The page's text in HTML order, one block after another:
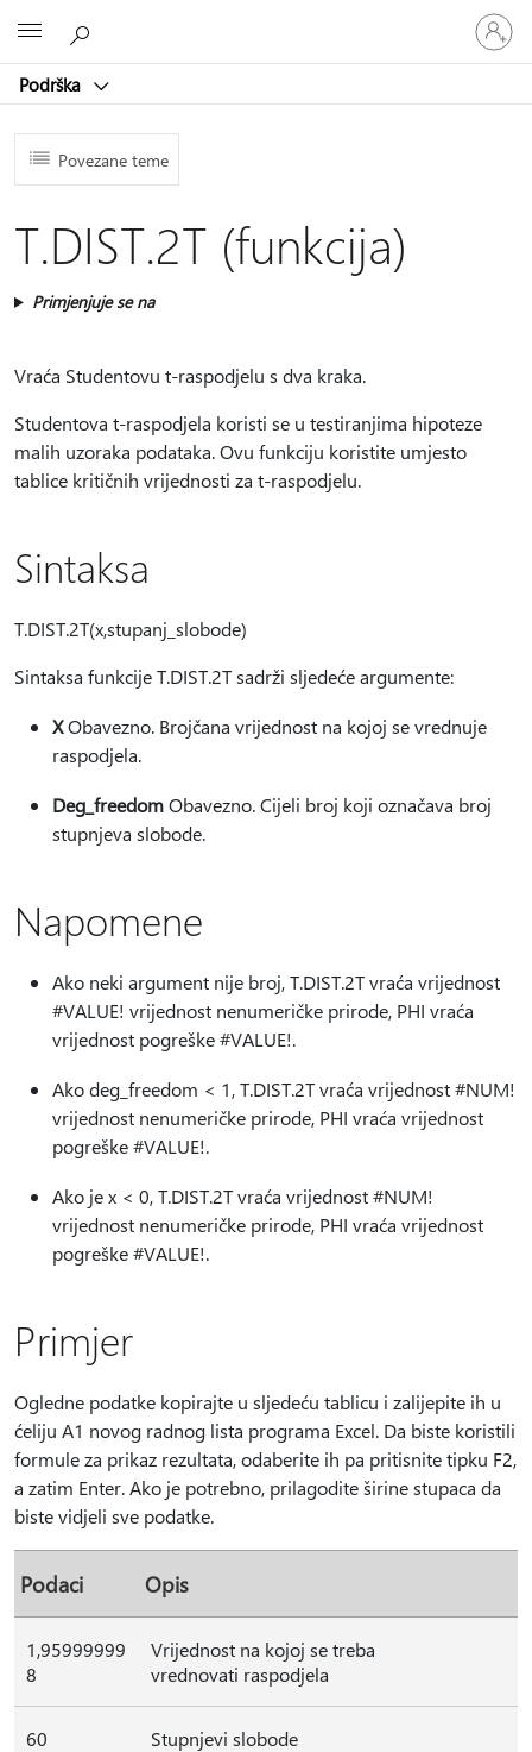
Podrška
Prijavite
se
u
račun
Povezane teme
T.DIST.2T (funkcija)
Primjenjuje se na
Vraća Studentovu t-raspodjelu s dva kraka.
Studentova t-raspodjela koristi se u testiranjima hipoteze
malih uzoraka podataka. Ovu funkciju koristite umjesto
tablice kritičnih vrijednosti za t-raspodjelu.
Sintaksa
T.DIST.2T(x,stupanj_slobode)
Sintaksa funkcije T.DIST.2T sadrži sljedeće argumente:
XObavezno. Brojčana vrijednost na kojoj se vrednuje
raspodjela.
Deg_freedomObavezno. Cijeli broj koji označava broj
stupnjeva slobode.
Napomene
Ako neki argument nije broj, T.DIST.2T vraća vrijednost
#VALUE! vrijednost nenumeričke prirode, PHI vraća
vrijednost pogreške #VALUE!.
Ako deg_freedom < 1, T.DIST.2T vraća vrijednost #NUM!
vrijednost nenumeričke prirode, PHI vraća vrijednost
pogreške #VALUE!.
Ako je x < 0, T.DIST.2T vraća vrijednost #NUM!
vrijednost nenumeričke prirode, PHI vraća vrijednost
pogreške #VALUE!.
Primjer
Ogledne podatke kopirajte u sljedeću tablicu i zalijepite ih u
ćeliju A1 novog radnog lista programa Excel. Da biste koristili
formule za prikaz rezultata, odaberite ih pa pritisnite tipku F2,
a zatim Enter. Ako je potrebno, prilagodite širine stupaca da
biste vidjeli sve podatke.
Podaci Opis
1,95999999
8
Vrijednost na kojoj se treba
vrednovati raspodjela
60 Stupnjevi slobode